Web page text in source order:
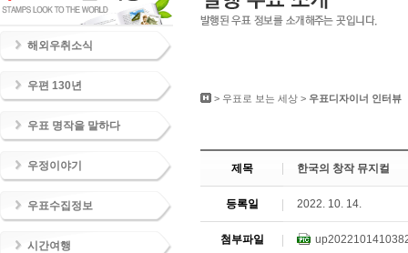
해외우취소식
우편 130년
우표 명작을 말하다
우정이야기
우표수집정보
시간여행
> 우표로 보는 세상 > 우표디자이너 인터뷰
제목 한국의 창작 뮤지컬
등록일 2022. 10. 14.
첨부파일